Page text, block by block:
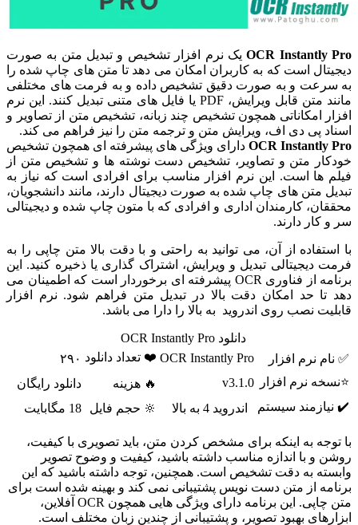
OCR Instantly Proیک نرم افزار تشخیص و تبدیل متن به صورت
دیجیتال است که به کاربران امکان می دهد تا متن های چاپ شده را
به سرعت و به صورت دقیق تشخیص داده و به فرمت های مختلفی
مانند متن قابل ویرایش، PDF یا فایل های متنی تبدیل کنند. این نرم
افزار امکاناتی همچون تشخیص چند زبانه، تشخیص متن از تصاویر و
اسناد پی دی اف، ویرایش متن و ترجمه متن را نیز فراهم می کند.
OCR Instantly Pro دارای ویژگی های پیشرفته ای همچون تشخیص
خودکار متن و تصاویر، تشخیص دست نوشته ها و تشخیص متن از
فیلم ها است. این نرم افزار مناسب برای افرادی است که نیاز به
تبدیل متن های چاپ شده به صورت دیجیتال دارند، مانند دانشجویان،
محققان، کارمندان اداری و افرادی که با متون چاپ شده و دیجیتالی
سر و کار دارند.
با استفاده از آن، می توانید به راحتی و با دقت بالا متن چاپی را به
فرمت دیجیتالی تبدیل و ویرایش، اشتراک گذاری یا ذخیره کنید. این
برنامه از فناوری OCR پیشرفته ای برخوردار است که اطمینان می
دهد تا حد امکان دقت بالا در تبدیل متن فراهم شود. نرم افزار
قابلیت نصب روی اندروید به بالا را دارا می باشد.
دانلود OCR Instantly Pro
✅ نام نرم افزار
OCR Instantly Pro ❤️ تعداد دانلود ۲۹۰
⭐نسخه نرم افزار
v3.1.0 🔥 هزینه
دانلود رایگان
✔️ نیازمند سیستم
اندروید 4 به بالا 🔆 حجم فایل 18 مگابایت
با توجه به اینکه برای مشخص کردن متن، باید تصویری با کیفیت،
روشن و با اندازه مناسب داشته باشید، کیفیت و وضوح تصویر
وابسته به دقت تشخیص است. همچنین، توجه داشته باشید که این
برنامه از متن دست نویس پشتیبانی نمی کند و بهینه شده است برای
متن چاپی. این برنامه دارای ویژگی هایی همچون OCR آفلاین،
ابزارهای بهبود تصویر، و پشتیبانی از چندین زبان مختلف است.